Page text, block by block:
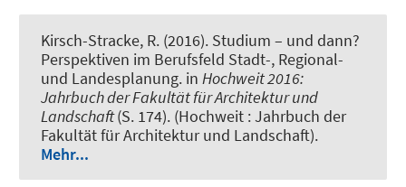
Kirsch-Stracke, R. (2016). Studium – und dann?
Perspektiven im Berufsfeld Stadt-, Regional-
und Landesplanung. in Hochweit 2016:
Jahrbuch der Fakultät für Architektur und
Landschaft(S. 174). (Hochweit : Jahrbuch der
Fakultät für Architektur und Landschaft).
Mehr...